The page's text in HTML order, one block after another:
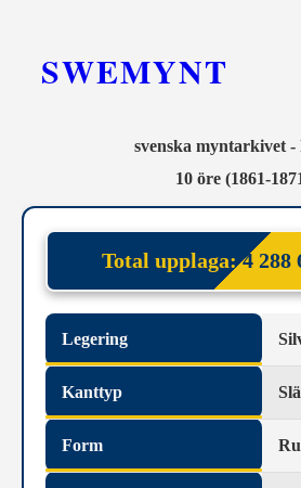
SWEMYNT
svenska myntarkivet
10 öre (1861-
Total upplaga: 4 288
Legering
Kanttyp
Form